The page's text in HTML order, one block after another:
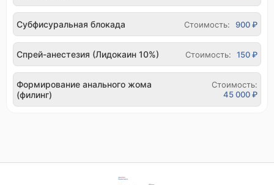
Субфисуральная блокада Стоимость: 900 ₽
Спрей-анестезия (Лидокаин 10%) Стоимость: 150 ₽
Формирование анального жома
(филинг)
Стоимость:
45 000 ₽